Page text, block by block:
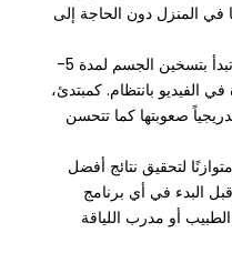
في المنزل دون الحاجة إلى
للبدء في هذه الفيديوهات، يجب أن تبدأ بتسخين الجسم لمدة 5-
في الفيديو بانتظام. كمبتدئ،
صعوبتها كما تتحسن
لتحقيق نتائج أفضل
البدء في أي برنامج
أو مدرب اللياقة